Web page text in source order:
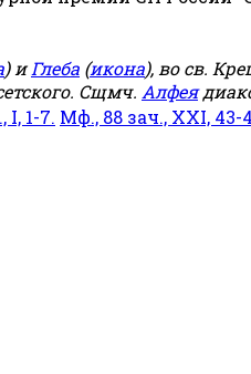
) иГлеба (икона), во св.
Сщмч. Алфея
I, 1-7. Мф., 88 зач., XXI, 43-